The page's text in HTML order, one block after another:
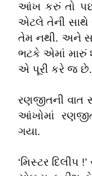
આંખ કરું તો
એટલે તેની સાથે
તેમ નથી. અને
ભટકે એમાં મારું
એ પૂરી કરે જ છે.
રણજીતની વાત
આંખોમાં
ગયા.
‘મિસ્ટર દિલીપ